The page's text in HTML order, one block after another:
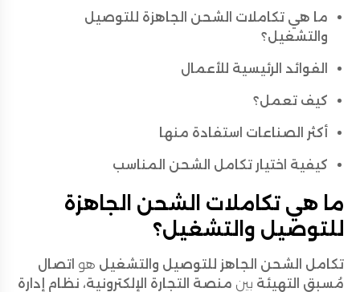
ما هي تكاملات الشحن الجاهزة للتوصيل
والتشغيل؟
الفوائد الرئيسية للأعمال
كيف تعمل؟
أكثر الصناعات استفادة منها
كيفية اختيار تكامل الشحن المناسب
ما هي تكاملات الشحن الجاهزة
للتوصيل والتشغيل؟
تكامل الشحن الجاهز للتوصيل والتشغيل هو اتصال
مُسبق التهيئة بين منصة التجارة الإلكترونية، نظام إدارة